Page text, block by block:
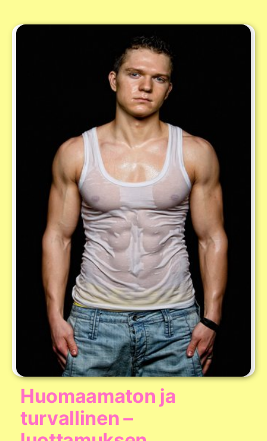
Huomaamaton ja
turvallinen –